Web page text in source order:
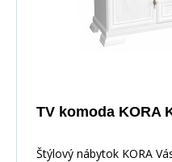
TV komoda KORA
Štýlový nábytok KORA